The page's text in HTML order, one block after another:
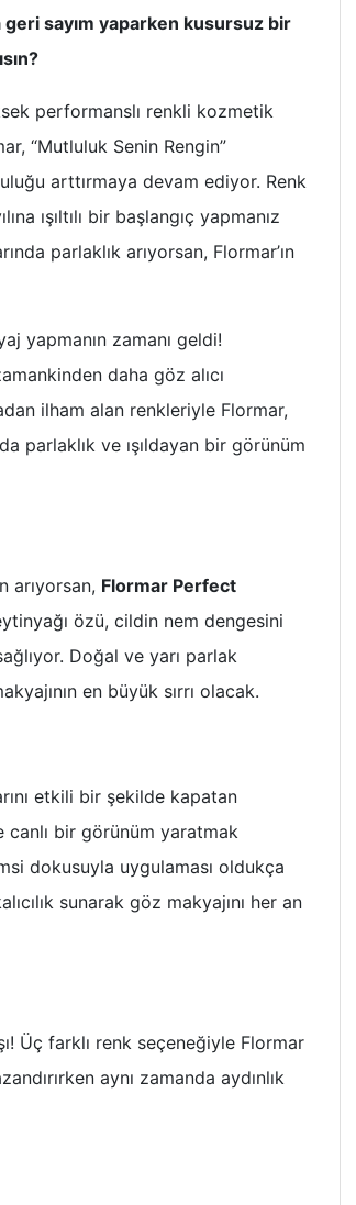
geri sayım yaparken kusursuz bir
performanslı renkli kozmetik
“Mutluluk Senin Rengin”
arttırmaya devam ediyor. Renk
ışıltılı bir başlangıç yapmanız
parlaklık arıyorsan, Flormar’ın
yapmanın zamanı geldi!
daha göz alıcı
ilham alan renkleriyle Flormar,
parlaklık ve ışıldayan bir görünüm
arıyorsan, Flormar Perfect
özü, cildin nem dengesini
Doğal ve yarı parlak
en büyük sırrı olacak.
etkili bir şekilde kapatan
canlı bir görünüm yaratmak
dokusuyla uygulaması oldukça
sunarak göz makyajını her an
Üç farklı renk seçeneğiyle Flormar
aynı zamanda aydınlık